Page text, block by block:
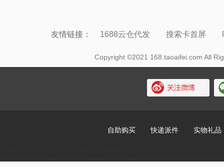
友情链接： 1688云仓代发 搜索卡首屏
Copyright ©2021 168.taoaifei.com All
自助购买 快递派件 实物礼品